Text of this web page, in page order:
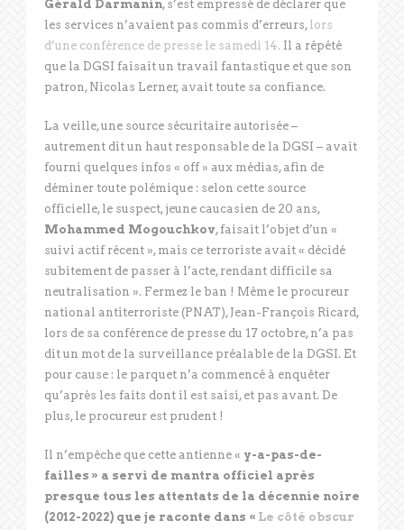
Gérald Darmanin, s’est empressé de déclarer que
les services n’avaient pas commis d’erreurs, lors
d’une conférence de presse le samedi 14. Il a répété
que la DGSI faisait un travail fantastique et que son
patron, Nicolas Lerner, avait toute sa confiance.
La veille, une source sécuritaire autorisée –
autrement dit un haut responsable de la DGSI – avait
fourni quelques infos « off » aux médias, afin de
déminer toute polémique : selon cette source
officielle, le suspect, jeune caucasien de 20 ans,
Mohammed Mogouchkov, faisait l’objet d’un «
suivi actif récent », mais ce terroriste avait « décidé
subitement de passer à l’acte, rendant difficile sa
neutralisation ». Fermez le ban ! Même le procureur
national antiterroriste (PNAT), Jean-François Ricard,
lors de sa conférence de presse du 17 octobre, n’a pas
dit un mot de la surveillance préalable de la DGSI. Et
pour cause : le parquet n’a commencé à enquêter
qu’après les faits dont il est saisi, et pas avant. De
plus, le procureur est prudent !
Il n’empêche que cette antienne « y-a-pas-de-
failles » a servi de mantra officiel après
presque tous les attentats de la décennie noire
(2012-2022) que je raconte dans « Le côté obscur